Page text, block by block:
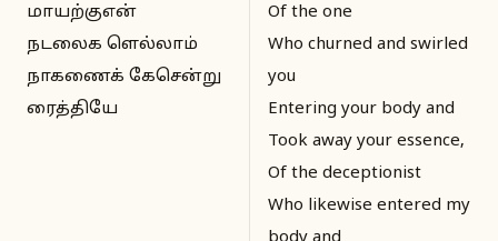
மாயற்குஎன்
நடலைக ளெல்லாம்
நாகணைக் கேசென்று
ரைத்தியே
Of the one
Who churned and swirled
you
Entering your body and
Took away your essence,
Of the deceptionist
Who likewise entered my